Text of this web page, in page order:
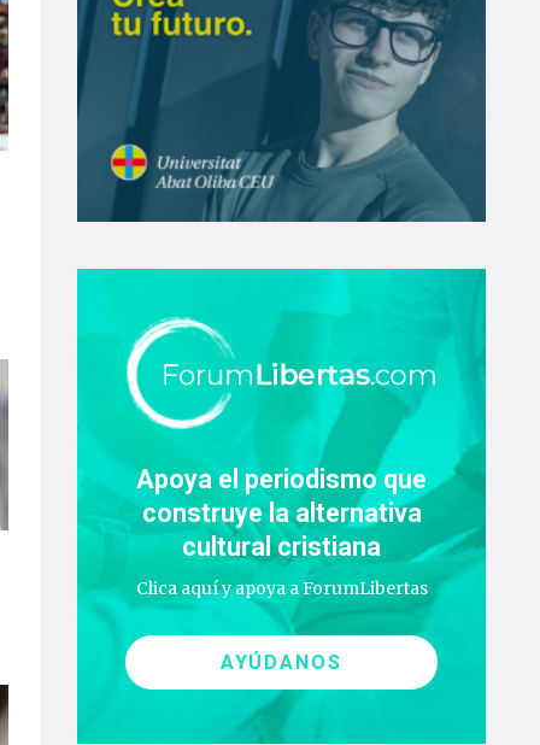
Apoya el periodismo que
construye la alternativa
cultural cristiana
Clica aquí y apoya a ForumLibertas
AYÚDANOS